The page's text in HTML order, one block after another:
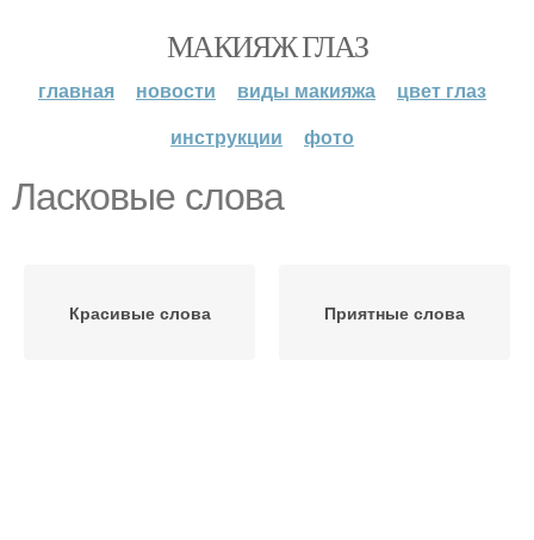
МАКИЯЖ ГЛАЗ
главная новости виды макияжа
цвет глаз
инструкции
фото
Ласковые слова
Красивые слова Приятные слова